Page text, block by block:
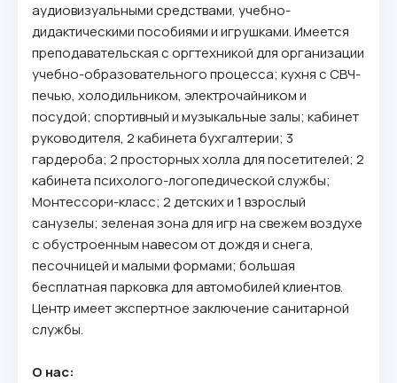
аудиовизуальными средствами, учебно-
дидактическими пособиями и игрушками. Имеется
преподавательская с оргтехникой для организации
учебно-образовательного процесса; кухня с СВЧ-
печью, холодильником, электрочайником и
посудой; спортивный и музыкальные залы; кабинет
руководителя, 2 кабинета бухгалтерии; 3
гардероба; 2 просторных холла для посетителей; 2
кабинета психолого-логопедической службы;
Монтессори-класс; 2 детских и 1 взрослый
санузелы; зеленая зона для игр на свежем воздухе
с обустроенным навесом от дождя и снега,
песочницей и малыми формами; большая
бесплатная парковка для автомобилей клиентов.
Центр имеет экспертное заключение санитарной
службы.
О нас: